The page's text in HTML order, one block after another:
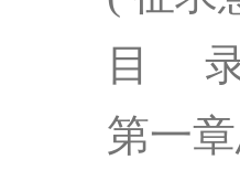
目
第一章